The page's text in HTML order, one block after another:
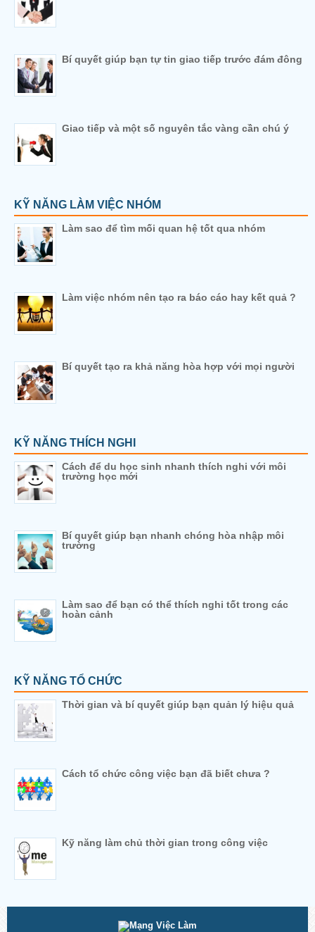
Bí quyết giúp bạn tự tin giao tiếp trước đám đông
Giao tiếp và một số nguyên tắc vàng cần chú ý
KỸ NĂNG LÀM VIỆC NHÓM
Làm sao để tìm mối quan hệ tốt qua nhóm
Làm việc nhóm nên tạo ra báo cáo hay kết quả ?
Bí quyết tạo ra khả năng hòa hợp với mọi người
KỸ NĂNG THÍCH NGHI
Cách để du học sinh nhanh thích nghi với môi
trường học mới
Bí quyết giúp bạn nhanh chóng hòa nhập môi
trường
Làm sao để bạn có thể thích nghi tốt trong các
hoàn cảnh
KỸ NĂNG TỔ CHỨC
Thời gian và bí quyết giúp bạn quản lý hiệu quả
Cách tổ chức công việc bạn đã biết chưa ?
Kỹ năng làm chủ thời gian trong công việc